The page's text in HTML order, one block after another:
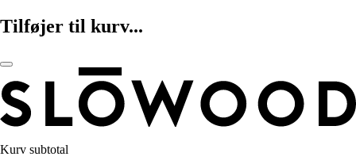
Tilføjer til kurv...
Kurv subtotal